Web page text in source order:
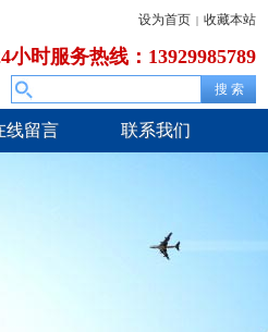
设为首页 | 收藏本站
小时服务热线：13929985789
线留言 联系我们